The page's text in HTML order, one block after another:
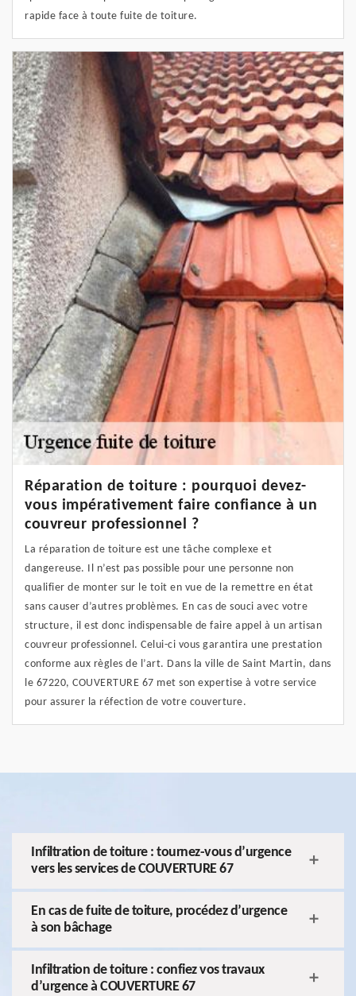
rapide face à toute fuite de toiture.
Réparation de toiture : pourquoi devez-
vous impérativement faire confiance à un
couvreur professionnel ?
La réparation de toiture est une tâche complexe et
dangereuse. Il n’est pas possible pour une personne non
qualifier de monter sur le toit en vue de la remettre en état
sans causer d’autres problèmes. En cas de souci avec votre
structure, il est donc indispensable de faire appel à un artisan
couvreur professionnel. Celui-ci vous garantira une prestation
conforme aux règles de l’art. Dans la ville de Saint Martin, dans
le 67220, COUVERTURE 67 met son expertise à votre service
pour assurer la réfection de votre couverture.
Infiltration de toiture : tournez-vous d’urgence
vers les services de COUVERTURE 67
En cas de fuite de toiture, procédez d’urgence
à son bâchage
Infiltration de toiture : confiez vos travaux
d’urgence à COUVERTURE 67